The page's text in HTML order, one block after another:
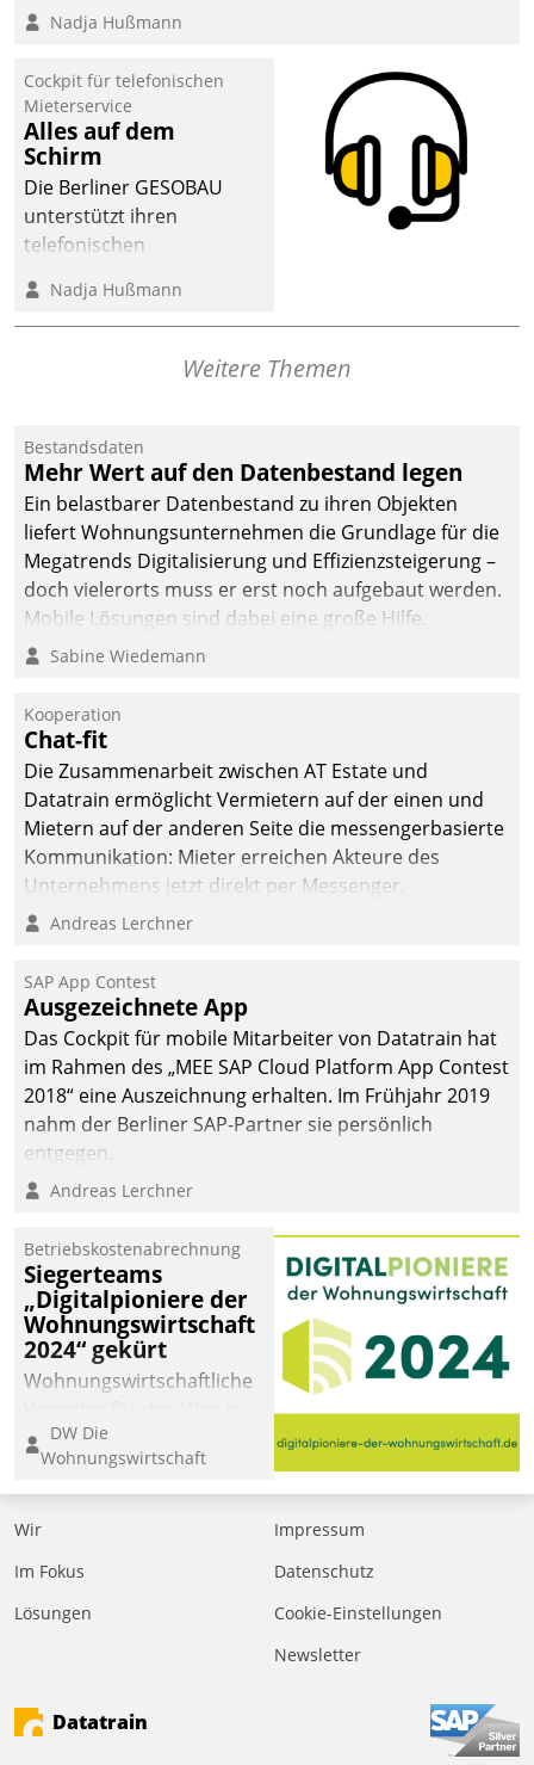
Nadja Hußmann
Cockpit für telefonischen
Mieterservice
Alles auf dem
Schirm
Die Berliner GESOBAU
unterstützt ihren
telefonischen
digitalen Cockpit, das
situationsbezogen
passende Fragen und
Dialogführung ermöglicht
dem externen
Serviceteam, Anrufe von
Mietenden zügiger und
effizienter zu bearbeiten.
Nadja Hußmann
Weitere Themen
Bestandsdaten
Mehr Wert auf den Datenbestand legen
Ein belastbarer Datenbestand zu ihren Objekten
liefert Wohnungsunternehmen die Grundlage für die
Megatrends Digitalisierung und Effizienzsteigerung –
doch vielerorts muss er erst noch aufgebaut werden.
Mobile Lösungen sind dabei eine große Hilfe.
Sabine Wiedemann
Kooperation
Chat-fit
Die Zusammenarbeit zwischen AT Estate und
Datatrain ermöglicht Vermietern auf der einen und
Mietern auf der anderen Seite die messengerbasierte
Kommunikation: Mieter erreichen Akteure des
Unternehmens jetzt direkt per Messenger,
Mitarbeiter oder Dienstleister empfangen oder
Andreas Lerchner
SAP App Contest
Ausgezeichnete App
Das Cockpit für mobile Mitarbeiter von Datatrain hat
im Rahmen des „MEE SAP Cloud Platform App Contest
2018“ eine Auszeichnung erhalten. Im Frühjahr 2019
nahm der Berliner SAP-Partner sie persönlich
entgegen.
Andreas Lerchner
Betriebskostenabrechnung
Siegerteams
„Digitalpioniere der
Wohnungswirtschaft
2024“ gekürt
Wohnungswirtschaftliche
eine digitale Zukunft zu
finden, ist das Ziel des
Awards „Digitalpioniere
der
Bewerben können sich
dafür ein Team
DW Die
Wohnungswirtschaft
Wir
Im Fokus
Lösungen
Impressum
Datenschutz
Cookie-Einstellungen
Newsletter
Datatrain